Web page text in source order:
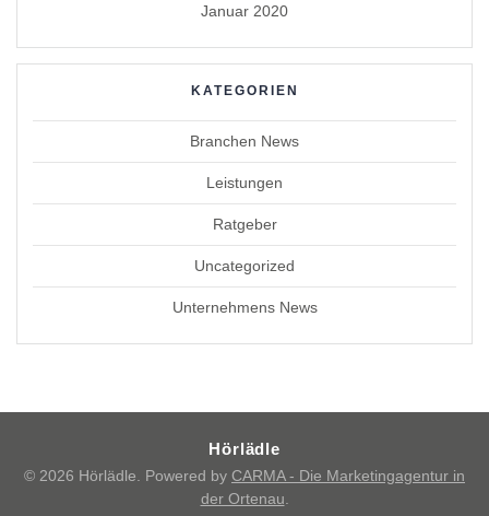
Januar 2020
KATEGORIEN
Branchen News
Leistungen
Ratgeber
Uncategorized
Unternehmens News
Hörlädle
© 2026 Hörlädle. Powered by CARMA - Die Marketingagentur in
der Ortenau